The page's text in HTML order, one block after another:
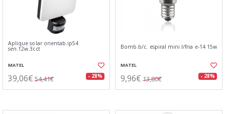
Aplique solar orientab.ip54
sen.12w.3cct
MATEL
39,06€ 54,41€ - 28%
Bomb.b/c. espiral mini l/fria e-14 15w
MATEL
9,96€ 13,80€ - 28%